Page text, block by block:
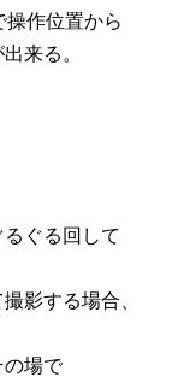
作位置から
来る。
ぐる回して
影する場合、
の場で